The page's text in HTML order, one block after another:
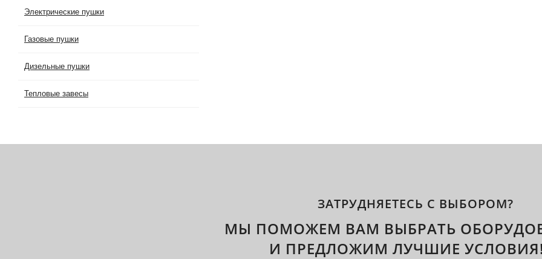
Электрические пушки
Газовые пушки
Дизельные пушки
Тепловые завесы
ЗАТРУДНЯЕТЕСЬ С ВЫБОРОМ?
МЫ ПОМОЖЕМ ВАМ ВЫБРАТЬ
И ПРЕДЛОЖИМ ЛУЧШИЕ УСЛОВИЯ!